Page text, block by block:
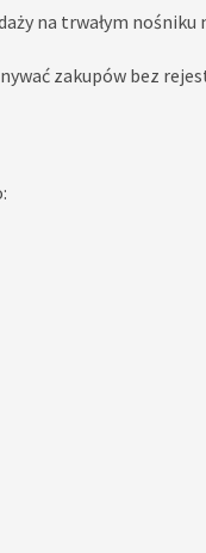
na trwałym
zakupów bez